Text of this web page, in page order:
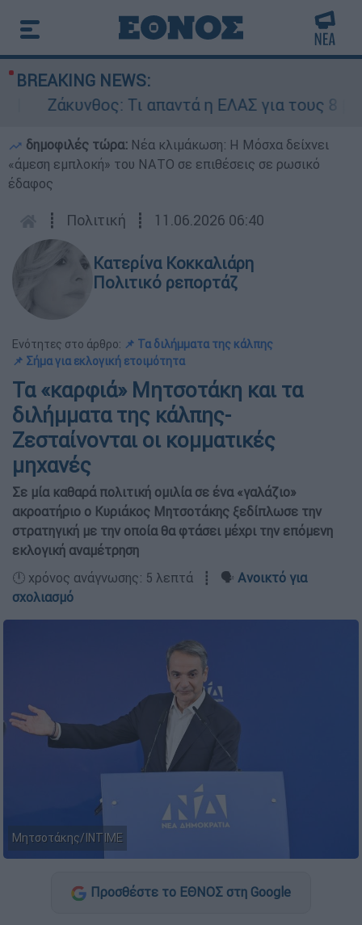
BREAKING NEWS:
Ζάκυνθος: Τι απαντά η ΕΛΑΣ για τους 8
δημοφιλές τώρα: Νέα κλιμάκωση: Η Μόσχα δείχνει
«άμεση εμπλοκή» του ΝΑΤΟ σε επιθέσεις σε ρωσικό
έδαφος
┋ Πολιτική ┋ 11.06.2026 06:40
Κατερίνα Κοκκαλιάρη
Πολιτικό ρεπορτάζ
Ενότητες στο άρθρο: 📌 Τα διλήμματα της κάλπης
📌 Σήμα για εκλογική ετοιμότητα
Τα «καρφιά» Μητσοτάκη και τα
διλήμματα της κάλπης-
Ζεσταίνονται οι κομματικές
μηχανές
Σε μία καθαρά πολιτική ομιλία σε ένα «γαλάζιο»
ακροατήριο ο Κυριάκος Μητσοτάκης ξεδίπλωσε την
στρατηγική με την οποία θα φτάσει μέχρι την επόμενη
εκλογική αναμέτρηση
🕛 χρόνος ανάγνωσης: 5 λεπτά ┋ 🗣️ Ανοικτό για
σχολιασμό
Μητσοτάκης/ΙΝΤΙΜΕ
Προσθέστε το ΕΘΝΟΣ στη Google